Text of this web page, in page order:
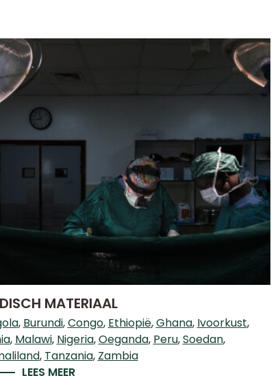
MATERIAAL
Burundi Congo Ethiopië Ghana Ivoorkust
Malawi Nigeria Oeganda Peru Soedan
Tanzania Zambia
LEES MEER